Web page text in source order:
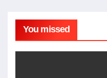
You missed